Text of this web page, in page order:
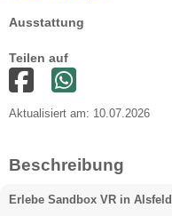
Ausstattung
Teilen auf
Aktualisiert am: 10.07.2026
Beschreibung
Erlebe Sandbox VR in